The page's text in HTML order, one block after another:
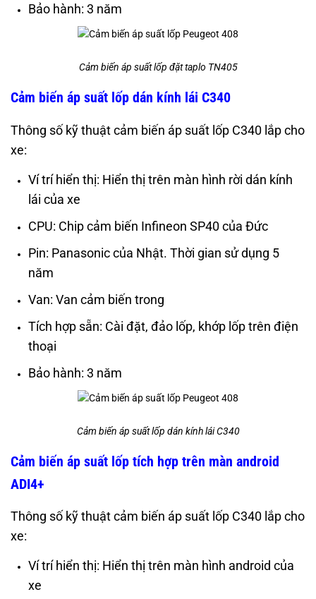
Bảo hành: 3 năm
Cảm biến áp suất lốp đặt taplo TN405
Cảm biến áp suất lốp dán kính lái C340
Thông số kỹ thuật cảm biến áp suất lốp C340 lắp cho
xe:
Ví trí hiển thị: Hiển thị trên màn hình rời dán kính
lái của xe
CPU: Chip cảm biến Infineon SP40 của Đức
Pin: Panasonic của Nhật. Thời gian sử dụng 5
năm
Van: Van cảm biến trong
Tích hợp sẵn: Cài đặt, đảo lốp, khớp lốp trên điện
thoại
Bảo hành: 3 năm
Cảm biến áp suất lốp dán kính lái C340
Cảm biến áp suất lốp tích hợp trên màn android
ADI4+
Thông số kỹ thuật cảm biến áp suất lốp C340 lắp cho
xe:
Ví trí hiển thị: Hiển thị trên màn hình android của
xe